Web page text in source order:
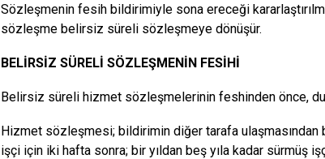
Sözleşmenin fesih bildirimiyle sona ereceği
sözleşme belirsiz süreli sözleşmeye dönüşür.
BELİRSİZ SÜRELİ SÖZLEŞMENİN FESİHİ
Belirsiz süreli hizmet sözleşmelerinin feshinden önce,
Hizmet sözleşmesi; bildirimin diğer tarafa ulaşmasından
işçi için iki hafta sonra; bir yıldan beş yıla kadar sürmüş